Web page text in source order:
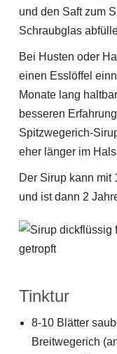
und den Saft zum
Schraubglas
Bei Husten oder
einen Esslöffel
Monate lang
besseren
Spitzwegerich-
eher länger im
Der Sirup kann mit
und ist dann 2
Tinktur
8-10 Blätter
Breitwegerich